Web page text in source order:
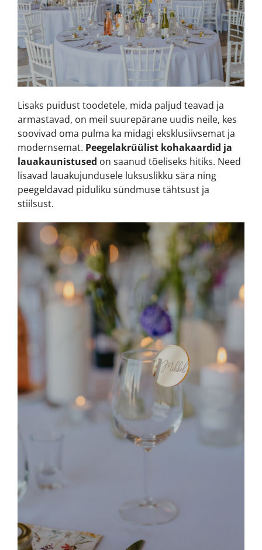
Lisaks puidust toodetele, mida paljud teavad ja
armastavad, on meil suurepärane uudis neile, kes
soovivad oma pulma ka midagi eksklusiivsemat ja
modernsemat. Peegelakrüülist kohakaardid ja
lauakaunistused on saanud tõeliseks hitiks. Need
lisavad lauakujundusele luksuslikku sära ning
peegeldavad piduliku sündmuse tähtsust ja
stiilsust.